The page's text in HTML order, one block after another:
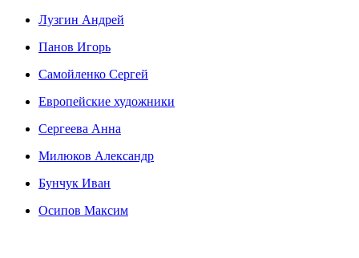
Лузгин Андрей
Панов Игорь
Сaмoйленко Сергей
Европейские художники
Сергеева Анна
Милюков Александр
Бунчук Иван
Осипoв Максим